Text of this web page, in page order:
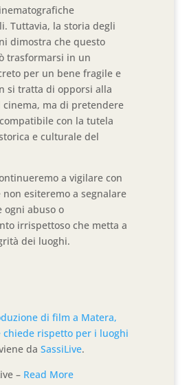
Tuttavia, la storia degli
dimostra che questo
trasformarsi in un
per un bene fragile e
si tratta di opporsi alla
cinema, ma di pretendere
con la tutela
e culturale del
a vigilare con
non esiteremo a segnalare
ogni abuso o
irrispettoso che metta a
dei luoghi.
di film a Matera,
chiede rispetto per i luoghi
daSassiLive.
– Read More